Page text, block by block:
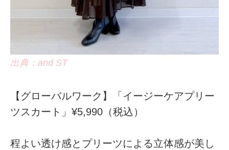
出典：and ST
【グローバルワーク】「イージーケアプリー
ツスカート」¥5,990（税込）
程よい透け感とプリーツによる立体感が美し